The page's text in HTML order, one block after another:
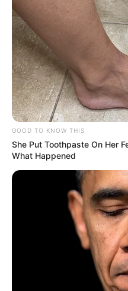
Olena Zelenska's Life
Brainberries